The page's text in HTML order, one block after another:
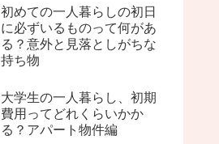
初めての一人暮らしの初日
に必ずいるものって何があ
る？意外と見落としがちな
持ち物
大学生の一人暮らし、初期
費用ってどれくらいかか
る？アパート物件編